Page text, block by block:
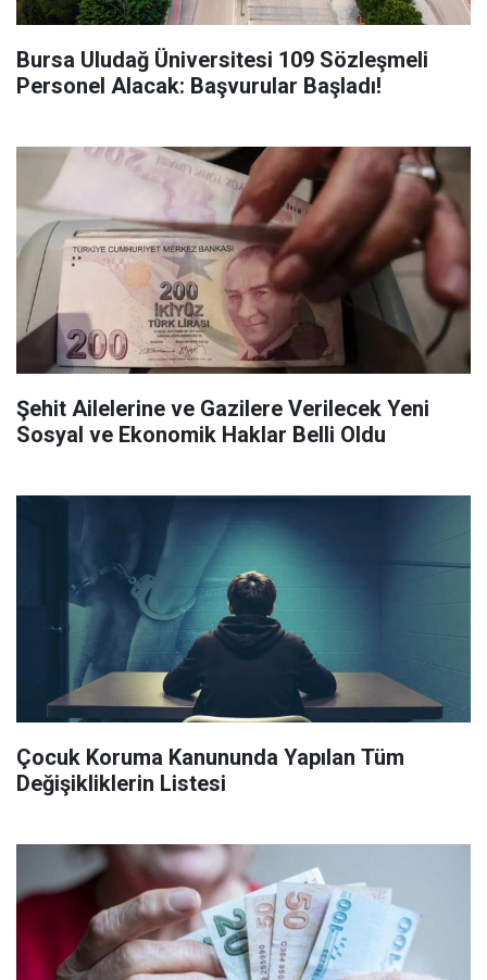
Bursa Uludağ Üniversitesi 109 Sözleşmeli
Personel Alacak: Başvurular Başladı!
Şehit Ailelerine ve Gazilere Verilecek Yeni
Sosyal ve Ekonomik Haklar Belli Oldu
Çocuk Koruma Kanununda Yapılan Tüm
Değişikliklerin Listesi